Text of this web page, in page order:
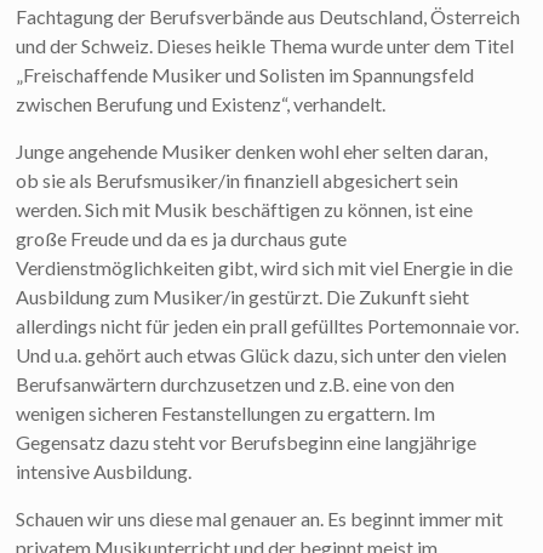
Fachtagung der Berufsverbände aus Deutschland, Österreich
und der Schweiz. Dieses heikle Thema wurde unter dem Titel
„Freischaffende Musiker und Solisten im Spannungsfeld
zwischen Berufung und Existenz“, verhandelt.
Junge angehende Musiker denken wohl eher selten daran,
ob sie als Berufsmusiker/in finanziell abgesichert sein
werden. Sich mit Musik beschäftigen zu können, ist eine
große Freude und da es ja durchaus gute
Verdienstmöglichkeiten gibt, wird sich mit viel Energie in die
Ausbildung zum Musiker/in gestürzt. Die Zukunft sieht
allerdings nicht für jeden ein prall gefülltes Portemonnaie vor.
Und u.a. gehört auch etwas Glück dazu, sich unter den vielen
Berufsanwärtern durchzusetzen und z.B. eine von den
wenigen sicheren Festanstellungen zu ergattern. Im
Gegensatz dazu steht vor Berufsbeginn eine langjährige
intensive Ausbildung.
Schauen wir uns diese mal genauer an. Es beginnt immer mit
privatem Musikunterricht und der beginnt meist im